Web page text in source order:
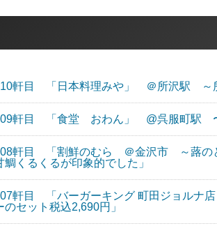
軒目 「日本料理みや」 ＠所沢駅 ～
軒目 「食堂 おわん」 @呉服町駅 〜
軒目 「割鮮のむら ＠金沢市 ～蕗の
鯛くるくるが印象的でした」
軒目 「バーガーキング 町田ジョルナ
のセット税込2,690円」